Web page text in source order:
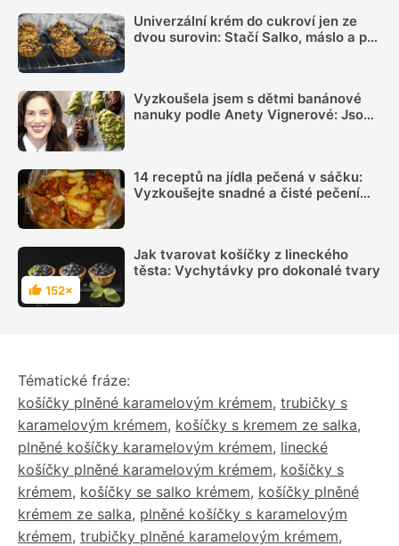
Univerzální krém do cukroví jen ze
dvou surovin: Stačí Salko, máslo a pět
Vyzkoušela jsem s dětmi banánové
nanuky podle Anety Vignerové: Jsou
14 receptů na jídla pečená v sáčku:
Vyzkoušejte snadné a čisté pečení
Hodnocení
152×
Jak tvarovat košíčky z lineckého
těsta: Vychytávky pro dokonalé tvary
Tématické fráze:
košíčky plněné karamelovým krémem, trubičky s
karamelovým krémem, košíčky s kremem ze salka,
plněné košíčky karamelovým krémem, linecké
košíčky plněné karamelovým krémem, košíčky s
krémem, košíčky se salko krémem, košíčky plněné
krémem ze salka, plněné košíčky s karamelovým
krémem, trubičky plněné karamelovým krémem,